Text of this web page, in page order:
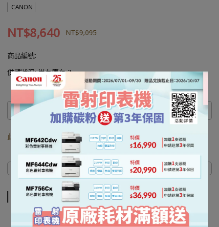
CANON
NT$8,640 NT$9,095
商品編號:
供貨狀況:尚有庫存 2
此商品 「 最高 」可以折抵紅利0點 (約等於 )
商品介紹 規格說明 運送方式
商品介紹
#CRG-057#CRG-057H#MF449x#LBP228x 449 228